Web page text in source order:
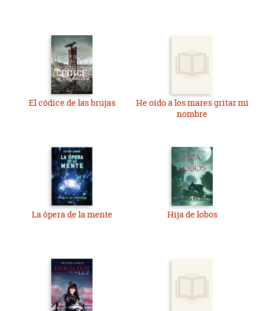
El códice de las brujas
He oído a los mares gritar mi
nombre
La ópera de la mente Hija de lobos